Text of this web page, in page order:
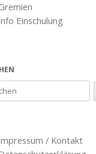
Einschulung
/ Kontakt